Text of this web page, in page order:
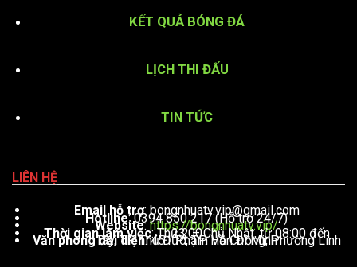
KẾT QUẢ BÓNG ĐÁ
LỊCH THI ĐẤU
TIN TỨC
LIÊN HỆ
Email hỗ trợ:bongnhuatv.vip@gmail.com
Hotline: 0394 850 217 (Hỗ trợ 24/7)
Website:https://bongnhuatv.vip/
Thời gian làm việc : Thứ 2 – Chủ Nhật, từ 08:00 đến 23:00
Văn phòng đại diện: 451 Phạm Văn Đồng, Phường Linh Tây, TP. Thủ Đức, TP. Hồ Chí Minh